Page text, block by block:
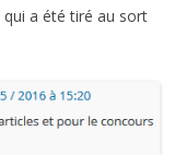
qui a été tiré au sort